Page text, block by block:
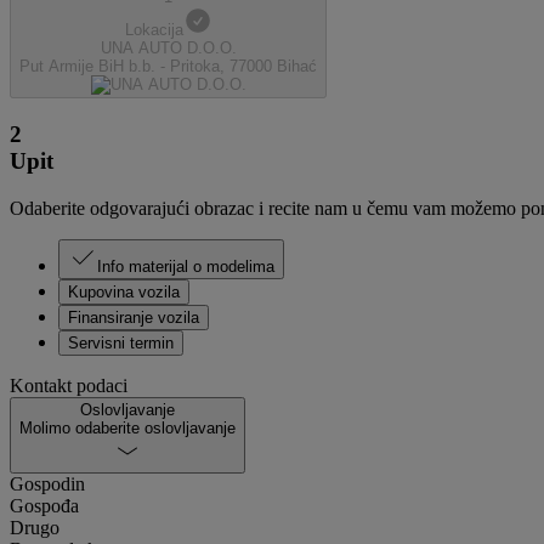
Lokacija
UNA AUTO D.O.O.
Put Armije BiH b.b. - Pritoka, 77000 Bihać
2
Upit
Odaberite odgovarajući obrazac i recite nam u čemu vam možemo
Info materijal o modelima
Kupovina vozila
Finansiranje vozila
Servisni termin
Kontakt podaci
Oslovljavanje
Molimo odaberite oslovljavanje
Gospodin
Gospođa
Drugo